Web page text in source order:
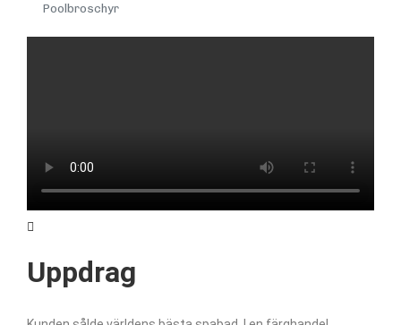
Poolbroschyr
Uppdrag